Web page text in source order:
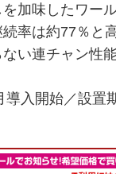
加味したワー
率は約77％と
い連チャン性
導入開始／設置